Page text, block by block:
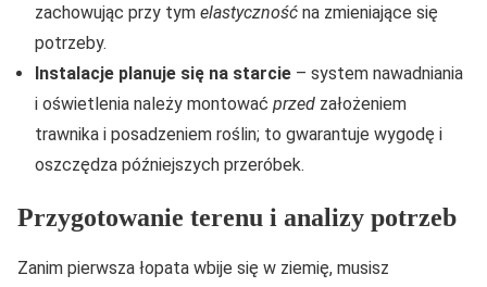
zachowując przy tym elastyczność na zmieniające się
potrzeby.
Instalacje planuje się na starcie – system nawadniania
i oświetlenia należy montować przed założeniem
trawnika i posadzeniem roślin; to gwarantuje wygodę i
oszczędza późniejszych przeróbek.
Przygotowanie terenu i analizy potrzeb
Zanim pierwsza łopata wbije się w ziemię, musisz